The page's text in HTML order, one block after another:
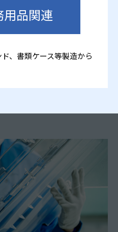
用品関連
、書類ケース等製造から